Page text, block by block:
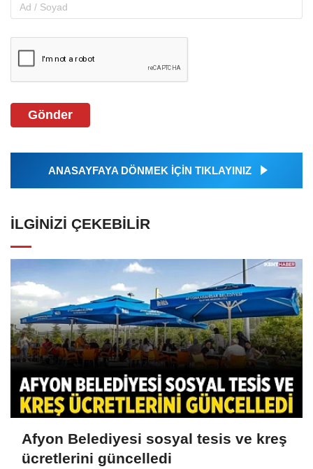
Gönder
ANASAYFAYA DÖNMEK İÇİN TIKLAYINIZ
İLGINIZI ÇEKEBILIR
Afyon Belediyesi sosyal tesis ve kreş
ücretlerini güncelledi